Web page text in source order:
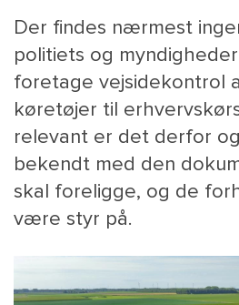
Der findes nærmest
politiets og
foretage vejsidekontrol
køretøjer til
relevant er det derfor
bekendt med den
skal foreligge, og de
være styr på.